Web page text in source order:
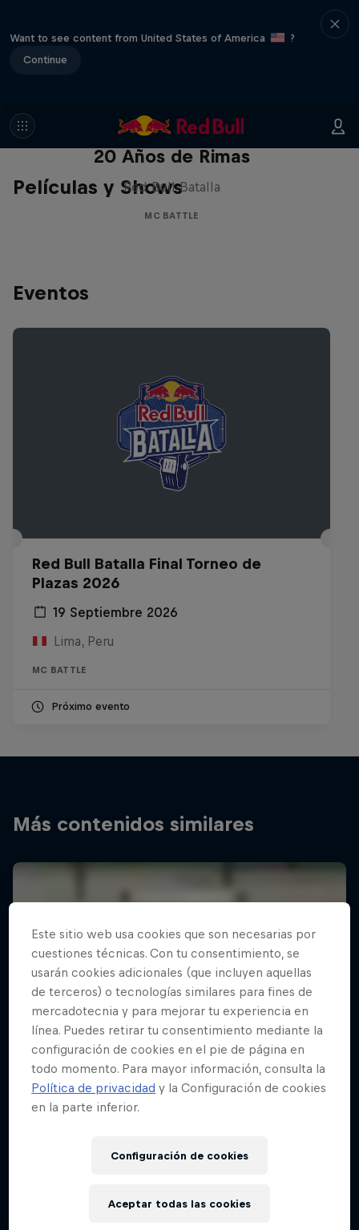
Want to see content from United States of America
?
Continue
Películas y Shows
Red Bull Batalla Nueva Historia:
20 Años de Rimas
Red Bull Batalla
MC BATTLE
Eventos
Red Bull Batalla Final Torneo de
Plazas 2026
19 Septiembre 2026
Lima, Peru
MC BATTLE
Próximo evento
Más contenidos similares
Este sitio web usa cookies que son necesarias por
cuestiones técnicas. Con tu consentimiento, se
usarán cookies adicionales (que incluyen aquellas
de terceros) o tecnologías similares para fines de
mercadotecnia y para mejorar tu experiencia en
línea. Puedes retirar tu consentimiento mediante la
configuración de cookies en el pie de página en
todo momento. Para mayor información, consulta la
Política de privacidad y la Configuración de cookies
en la parte inferior.
Configuración de cookies
Aceptar todas las cookies